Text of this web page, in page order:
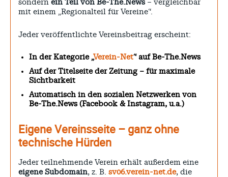
sondern ein Teil von Be-The.News– vergleichbar
mit einem „Regionalteil für Vereine“.
Jeder veröffentlichte Vereinsbeitrag erscheint:
In der Kategorie „Verein-Net“ auf Be-The.News
Auf der Titelseite der Zeitung – für maximale
Sichtbarkeit
Automatisch in den sozialen Netzwerken von
Be-The.News (Facebook & Instagram, u.a.)
Eigene Vereinsseite – ganz ohne
technische Hürden
Jeder teilnehmende Verein erhält außerdem eine
eigene Subdomain, z. B. sv06.verein-net.de, die